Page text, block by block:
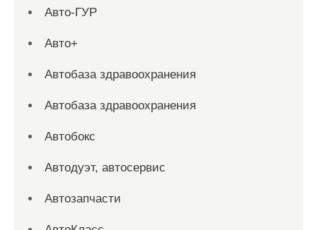
Авто-ГУР
Авто+
Автобаза здравоохранения
Автобаза здравоохранения
Автобокс
Автодуэт, автосервис
Автозапчасти